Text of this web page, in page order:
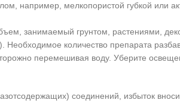
например, мелкопористой губкой или
занимаемый грунтом, растениями,
количество препарата
перемешивая воду. Уберите
соединений, избыток